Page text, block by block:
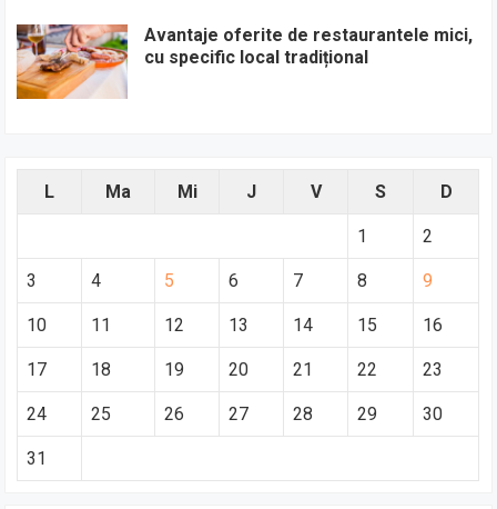
Avantaje oferite de restaurantele mici,
cu specific local tradițional
L Ma Mi J V S D
1 2
3 4 5 6 7 8 9
10 11 12 13 14 15 16
17 18 19 20 21 22 23
24 25 26 27 28 29 30
31